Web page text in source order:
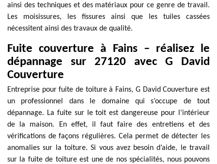
ainsi des techniques et des matériaux pour ce genre de travail.
Les moisissures, les fissures ainsi que les tuiles cassées
nécessitent ainsi des travaux de qualité.
Fuite couverture à Fains – réalisez le
dépannage sur 27120 avec G David
Couverture
Entreprise pour fuite de toiture à Fains, G David Couverture est
un professionnel dans le domaine qui s’occupe de tout
dépannage. La fuite sur le toit est dangereuse pour l’intérieur
de la maison. En effet, il faut faire des entretiens et des
vérifications de façons régulières. Cela permet de détecter les
anomalies sur la toiture. Si vous avez besoin d’aide, le travail
sur la fuite de toiture est une de nos spécialités, nous pouvons